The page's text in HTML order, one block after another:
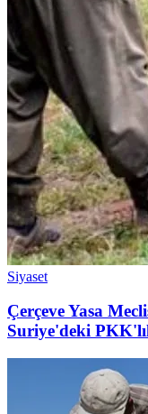
Siyaset
Çerçeve Yasa
Suriye'deki